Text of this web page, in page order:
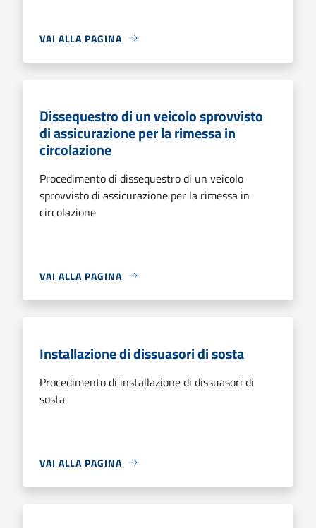
VAI ALLA PAGINA
Dissequestro di un veicolo sprovvisto
di assicurazione per la rimessa in
circolazione
Procedimento di dissequestro di un veicolo
sprovvisto di assicurazione per la rimessa in
circolazione
VAI ALLA PAGINA
Installazione di dissuasori di sosta
Procedimento di installazione di dissuasori di
sosta
VAI ALLA PAGINA